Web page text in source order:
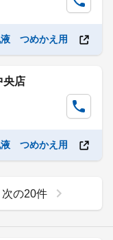
つめかえ用
央店
つめかえ用
次の20件